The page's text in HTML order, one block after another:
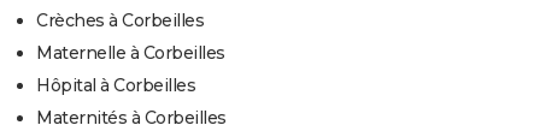
Crèches à Corbeilles
Maternelle à Corbeilles
Hôpital à Corbeilles
Maternités à Corbeilles